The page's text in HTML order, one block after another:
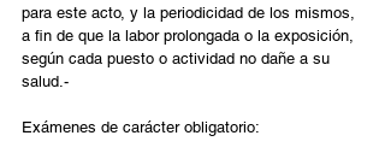
para este acto, y la periodicidad de los mismos,
a fin de que la labor prolongada o la exposición,
según cada puesto o actividad no dañe a su
salud.-
Exámenes de carácter obligatorio: